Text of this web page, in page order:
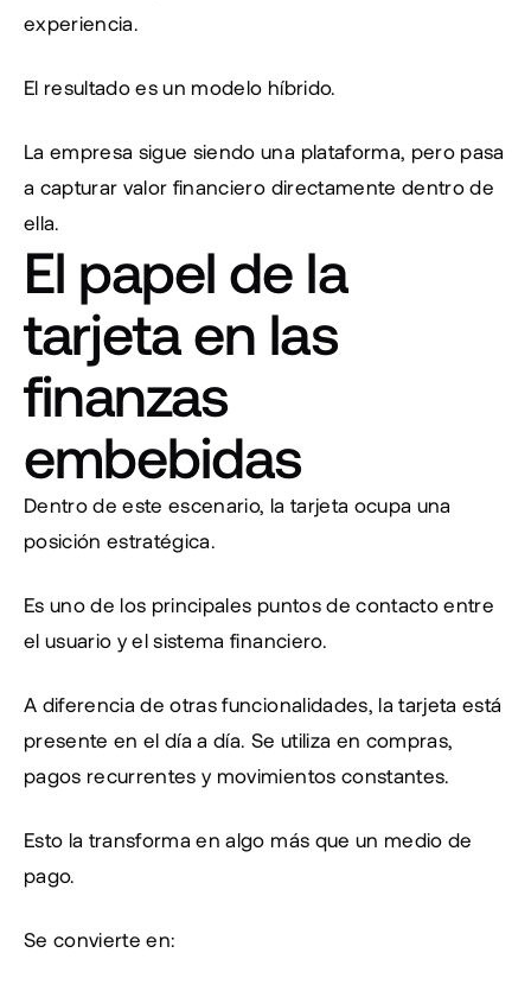
experiencia.
El resultado es un modelo híbrido.
La empresa sigue siendo una plataforma, pero pasa
a capturar valor financiero directamente dentro de
ella.
El papel de la
tarjeta en las
finanzas
embebidas
Dentro de este escenario, la tarjeta ocupa una
posición estratégica.
Es uno de los principales puntos de contacto entre
el usuario y el sistema financiero.
A diferencia de otras funcionalidades, la tarjeta está
presente en el día a día. Se utiliza en compras,
pagos recurrentes y movimientos constantes.
Esto la transforma en algo más que un medio de
pago.
Se convierte en: